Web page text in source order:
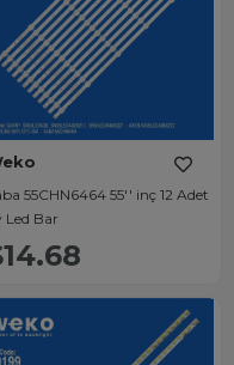
55CHN6464 55'' inç 12 Adet
Led Bar